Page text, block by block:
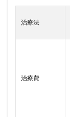
治療法
治療費